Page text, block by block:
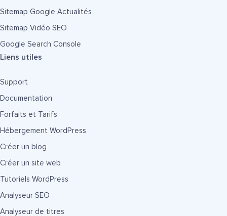
Sitemap Google Actualités
Sitemap Vidéo SEO
Google Search Console
Liens utiles
Support
Documentation
Forfaits et Tarifs
Hébergement WordPress
Créer un blog
Créer un site web
Tutoriels WordPress
Analyseur SEO
Analyseur de titres